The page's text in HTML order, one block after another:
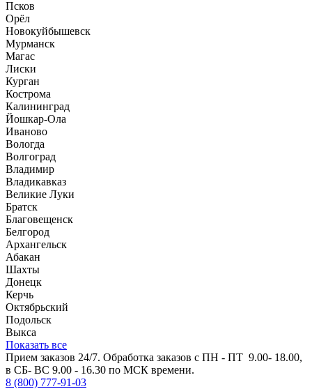
Псков
Орёл
Новокуйбышевск
Мурманск
Магас
Лиски
Курган
Кострома
Калининград
Йошкар-Ола
Иваново
Вологда
Волгоград
Владимир
Владикавказ
Великие Луки
Братск
Благовещенск
Белгород
Архангельск
Абакан
Шахты
Донецк
Керчь
Октябрьский
Подольск
Выкса
Показать все
Прием заказов 24/7. Обработка заказов с ПН - ПТ 9.00- 18.00,
в СБ- ВС 9.00 - 16.30 по МСК времени.
8 (800) 777-91-03